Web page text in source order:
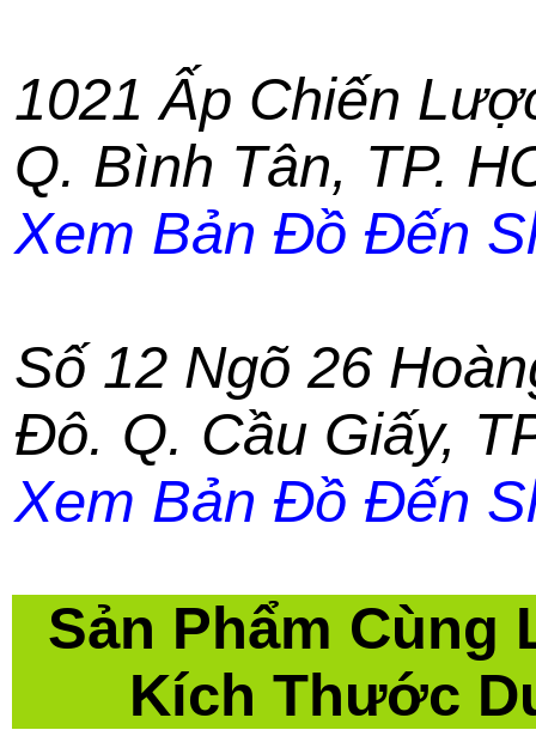
1021 Ấp Chiến
Q. Bình Tân, TP.
Xem Bản Đồ Đến
Số 12 Ngõ 26
Đô. Q. Cầu Giấy,
Xem Bản Đồ Đến
Sản Phẩm Cùng
Kích Thước